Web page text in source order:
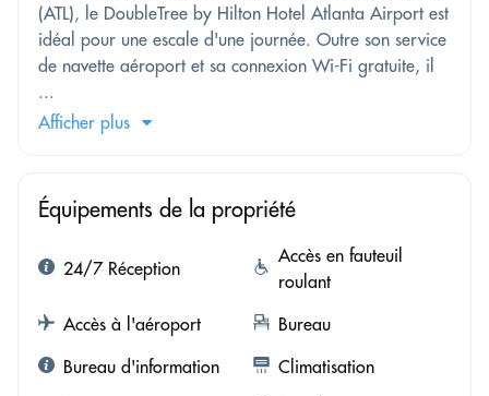
(ATL), le DoubleTree by Hilton Hotel Atlanta Airport est
idéal pour une escale d'une journée. Outre son service
de navette aéroport et sa connexion Wi-Fi gratuite, il
...
Afficher plus
Équipements de la propriété
24/7 Réception
Accès en fauteuil
roulant
Accès à l'aéroport
Bureau
Bureau d'information
Climatisation